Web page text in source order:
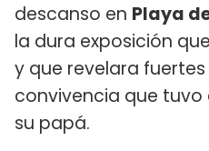
descanso en Playa
la dura exposición
y que revelara
convivencia que tuvo
su papá.